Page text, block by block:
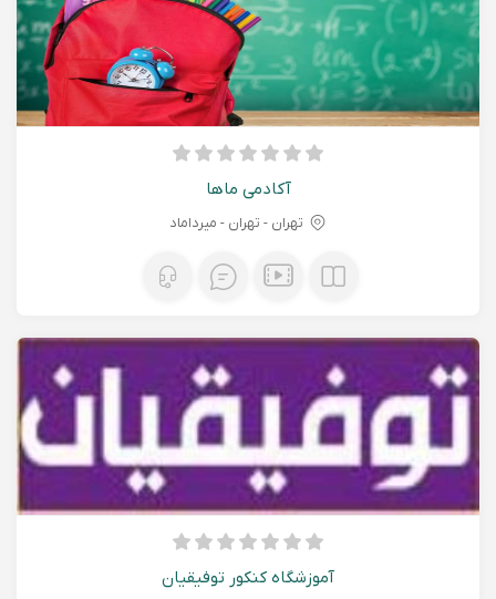
آکادمی ماها
تهران - تهران - میرداماد
آموزشگاه کنکور توفیقیان